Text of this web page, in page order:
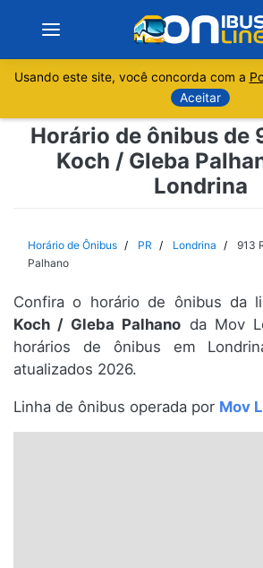
Sobre
Espírito Santo
Paraná
Santa Catarina
Usando este site, você concorda com a
Aceitar
Horário de ônibus de
Koch / Gleba
Londrina
Horário de Ônibus PR Londrina
913
Palhano
Confira o horário de ônibus da
Koch / Gleba Palhano da Mov
horários de ônibus em
atualizados 2026.
Linha de ônibus operada por Mov